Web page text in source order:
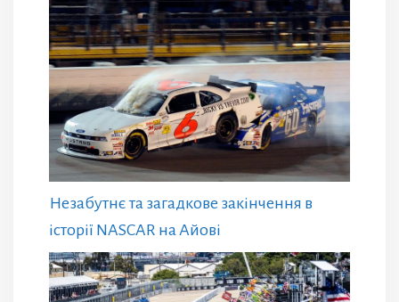
Незабутнє та загадкове закінчення в
історії NASCAR на Айові